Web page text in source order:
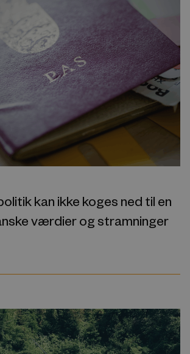
kan ikke koges ned til en
værdier og stramninger